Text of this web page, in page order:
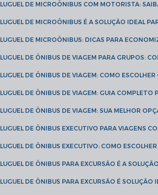
ALUGUEL DE MICROÔNIBUS COM MOTORISTA:
ALUGUEL DE MICROÔNIBUS É A SOLUÇÃO IDEAL
ALUGUEL DE MICROÔNIBUS: DICAS PARA
ALUGUEL DE ÔNIBUS DE VIAGEM PARA GRUPOS:
ALUGUEL DE ÔNIBUS DE VIAGEM: COMO
ALUGUEL DE ÔNIBUS DE VIAGEM: GUIA COMPLETO
ALUGUEL DE ÔNIBUS DE VIAGEM: SUA MELHOR
ALUGUEL DE ÔNIBUS EXECUTIVO PARA VIAGENS
ALUGUEL DE ÔNIBUS EXECUTIVO: COMO
ALUGUEL DE ÔNIBUS PARA EXCURSÃO É A
ALUGUEL DE ÔNIBUS PARA EXCURSÃO É